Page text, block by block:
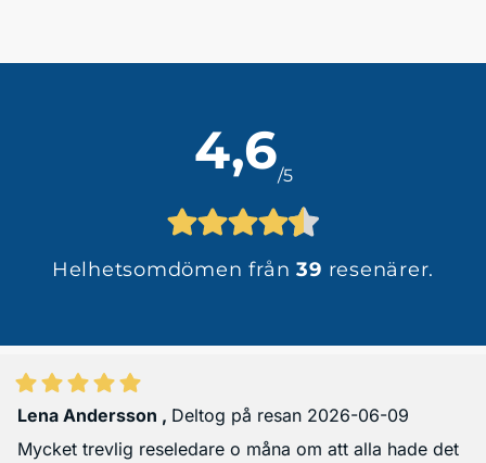
4,6/5
Helhetsomdömen från39 resenärer.
Lena Andersson , Deltog på resan 2026-06-09
Mycket trevlig reseledare o måna om att alla hade det